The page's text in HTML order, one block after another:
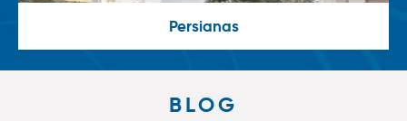
Persianas
BLOG